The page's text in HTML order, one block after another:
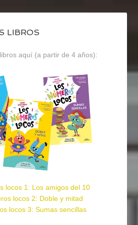
LIBROS
aquí (a partir de 4 años):
locos 1: Los amigos del 10
locos 2: Doble y mitad
locos 3: Sumas sencillas